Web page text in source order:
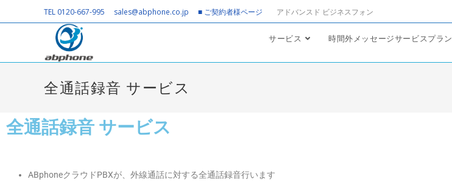
TEL 0120-667-995 sales@abphone.co.jp ■ ご契約者様ページ アドバンスド ビジネスフォン
サービス 時間外メッセージサービスプラン
全通話録音 サービス
全通話録音 サービス
ABphoneクラウドPBXが、外線通話に対する全通話録音行います